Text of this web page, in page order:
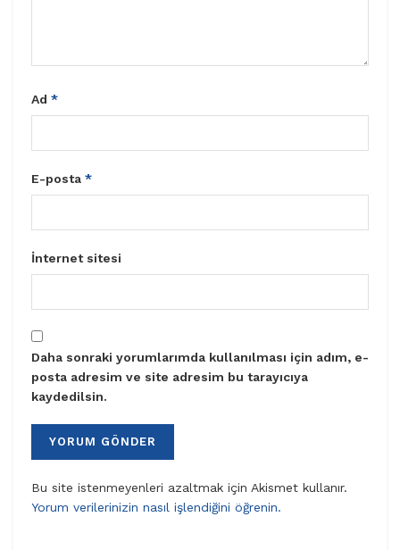
Ad *
E-posta *
İnternet sitesi
Daha sonraki yorumlarımda kullanılması için adım, e-
posta adresim ve site adresim bu tarayıcıya
kaydedilsin.
Bu site istenmeyenleri azaltmak için Akismet kullanır.
Yorum verilerinizin nasıl işlendiğini öğrenin.